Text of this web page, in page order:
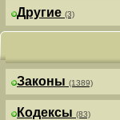
Другие (3)
Законы (1389)
Кодексы (83)